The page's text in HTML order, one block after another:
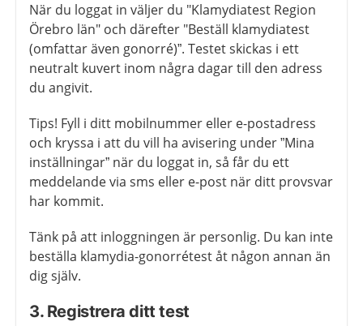
När du loggat in väljer du "Klamydiatest Region
Örebro län" och därefter "Beställ klamydiatest
(omfattar även gonorré)”. Testet skickas i ett
neutralt kuvert inom några dagar till den adress
du angivit.
Tips! Fyll i ditt mobilnummer eller e-postadress
och kryssa i att du vill ha avisering under ”Mina
inställningar” när du loggat in, så får du ett
meddelande via sms eller e-post när ditt provsvar
har kommit.
Tänk på att inloggningen är personlig. Du kan inte
beställa klamydia-gonorrétest åt någon annan än
dig själv.
3. Registrera ditt test